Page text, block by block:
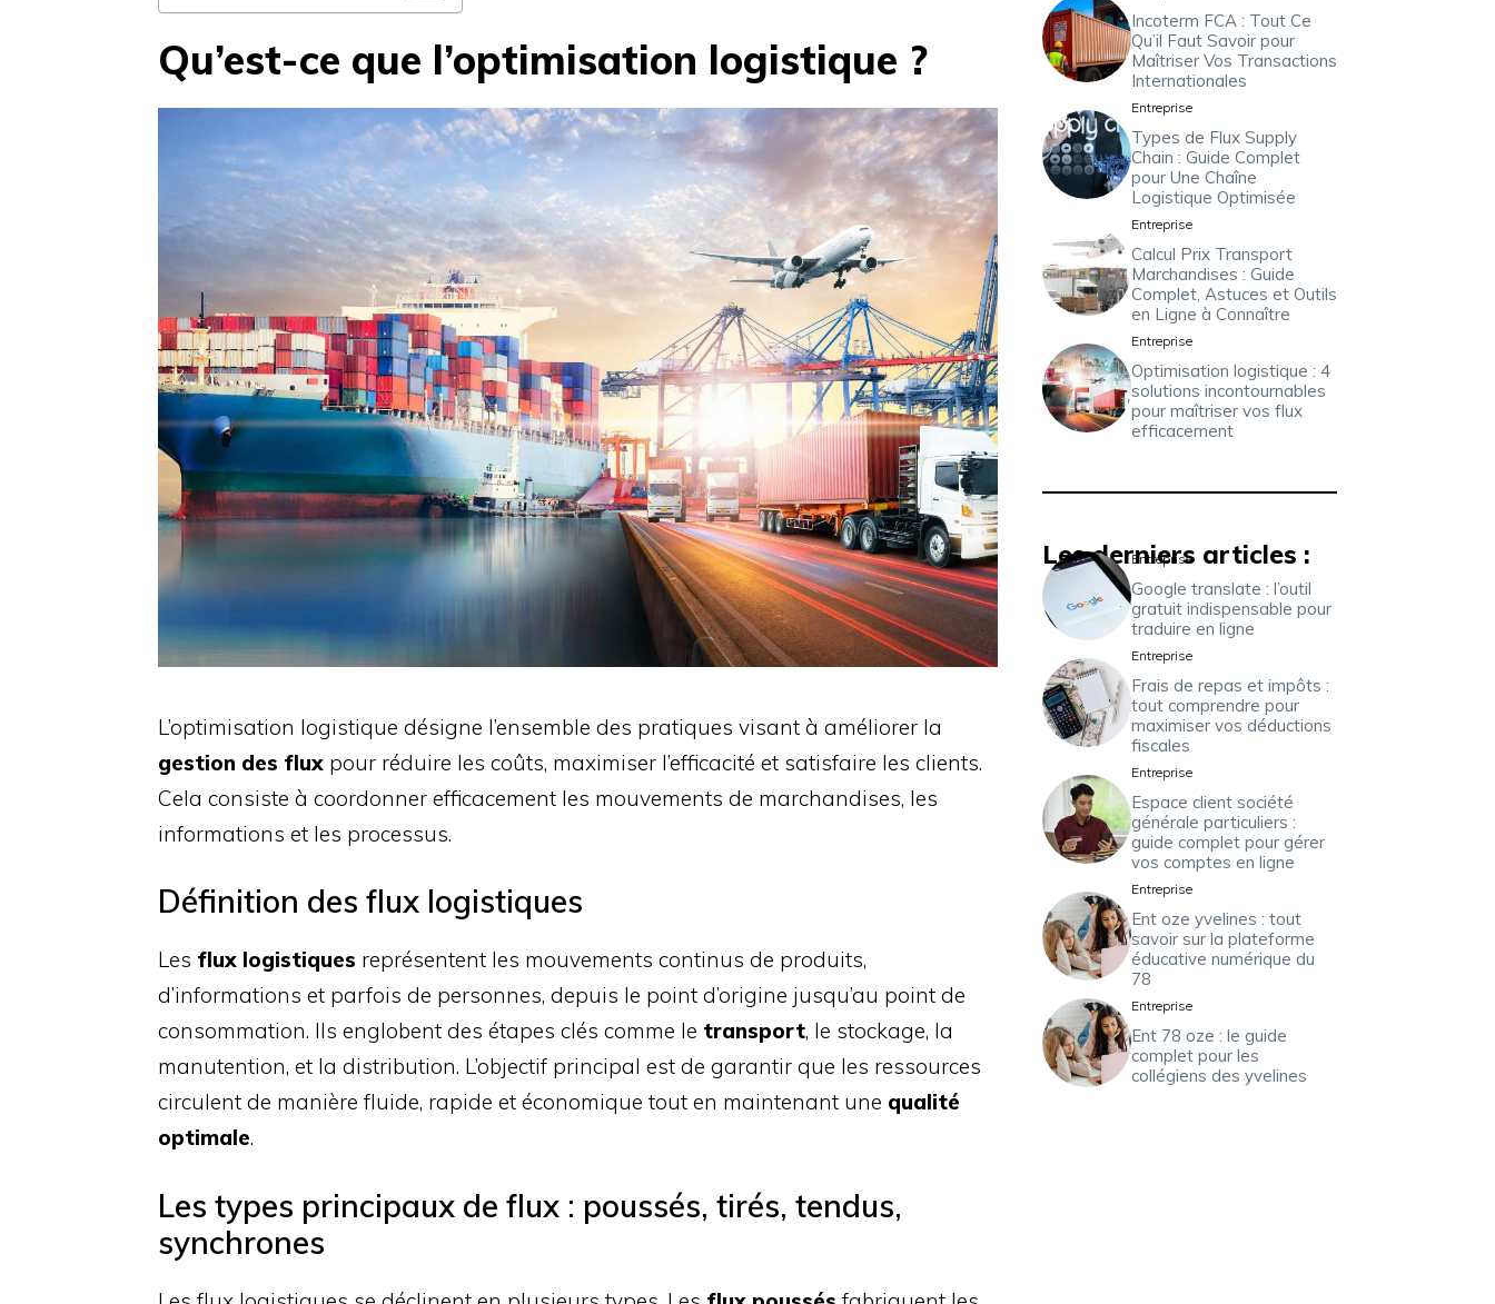
Qu’est-ce que l’optimisation logistique ?
L’optimisation logistique désigne l’ensemble des pratiques visant à améliorer la
gestion des flux pour réduire les coûts, maximiser l’efficacité et satisfaire les clients.
Cela consiste à coordonner efficacement les mouvements de marchandises, les
informations et les processus.
Définition des flux logistiques
Les flux logistiques représentent les mouvements continus de produits,
d’informations et parfois de personnes, depuis le point d’origine jusqu’au point de
consommation. Ils englobent des étapes clés comme le transport, le stockage, la
manutention, et la distribution. L’objectif principal est de garantir que les ressources
circulent de manière fluide, rapide et économique tout en maintenant une qualité
optimale.
Les types principaux de flux : poussés, tirés, tendus,
synchrones
Incoterm FCA : Tout Ce
Qu’il Faut Savoir pour
Maîtriser Vos Transactions
Internationales
Entreprise
Types de Flux Supply
Chain : Guide Complet
pour Une Chaîne
Logistique Optimisée
Entreprise
Calcul Prix Transport
Marchandises : Guide
Complet, Astuces et Outils
en Ligne à Connaître
Entreprise
Optimisation logistique : 4
solutions incontournables
pour maîtriser vos flux
efficacement
Les derniers articles :
Entreprise
Google translate : l’outil
gratuit indispensable pour
traduire en ligne
Entreprise
Frais de repas et impôts :
tout comprendre pour
maximiser vos déductions
fiscales
Entreprise
Espace client société
générale particuliers :
guide complet pour gérer
vos comptes en ligne
Entreprise
Ent oze yvelines : tout
savoir sur la plateforme
éducative numérique du
78
Entreprise
Ent 78 oze : le guide
complet pour les
collégiens des yvelines